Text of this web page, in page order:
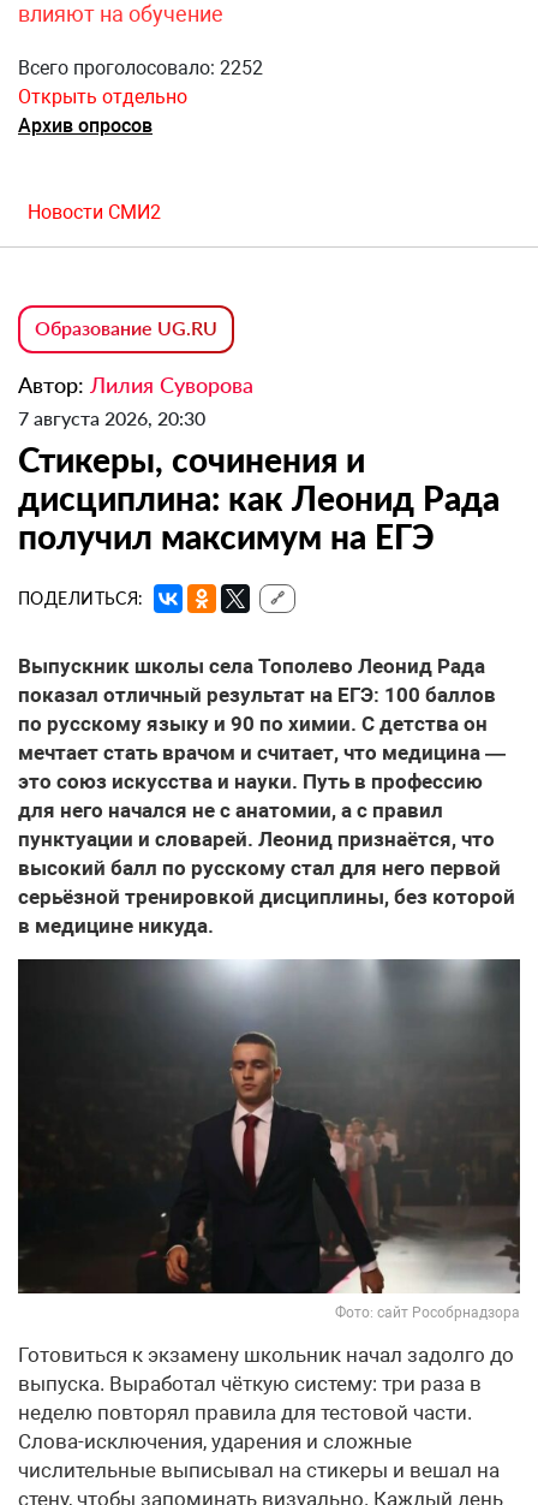
влияют на обучение
Всего проголосовало: 2252
Открыть отдельно
Архив опросов
Новости СМИ2
Образование UG.RU
Автор: Лилия Суворова
7 августа 2026, 20:30
Стикеры, сочинения и
дисциплина: как Леонид Рада
получил максимум на ЕГЭ
ПОДЕЛИТЬСЯ: 🔗
Выпускник школы села Тополево Леонид Рада
показал отличный результат на ЕГЭ: 100 баллов
по русскому языку и 90 по химии. С детства он
мечтает стать врачом и считает, что медицина —
это союз искусства и науки. Путь в профессию
для него начался не с анатомии, а с правил
пунктуации и словарей. Леонид признаётся, что
высокий балл по русскому стал для него первой
серьёзной тренировкой дисциплины, без которой
в медицине никуда.
Фото: сайт Рособрнадзора
Готовиться к экзамену школьник начал задолго до
выпуска. Выработал чёткую систему: три раза в
неделю повторял правила для тестовой части.
Слова-исключения, ударения и сложные
числительные выписывал на стикеры и вешал на
стену, чтобы запоминать визуально. Каждый день